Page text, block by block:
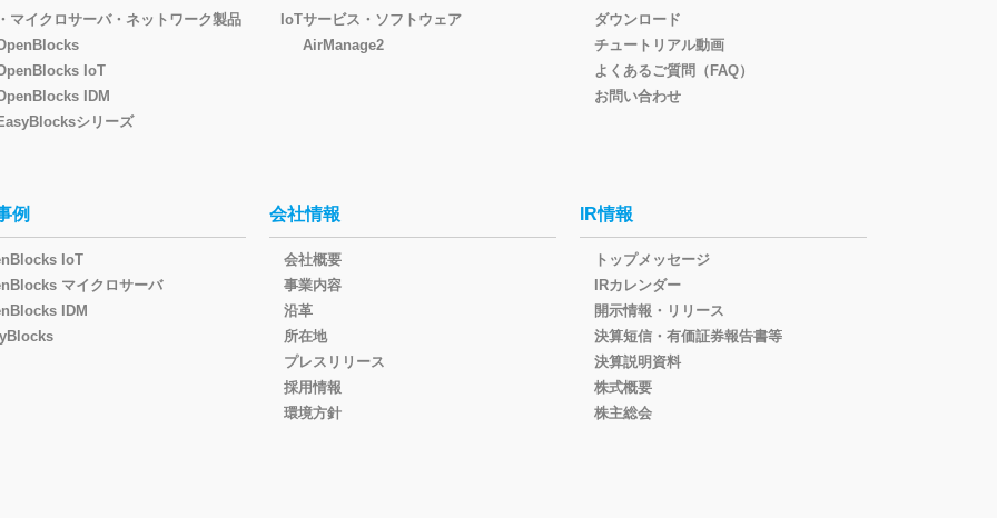
マイクロサーバ・ネットワーク製品
IoT
IDM
シリーズ
IoTサービス・ソフトウェア
AirManage2
ダウンロード
チュートリアル動画
よくあるご質問（FAQ）
お問い合わせ
例
IoT
マイクロサーバ
IDM
会社情報
会社概要
事業内容
沿革
所在地
プレスリリース
採用情報
環境方針
IR情報
トップメッセージ
IRカレンダー
開示情報・リリース
決算短信・有価証券報告書等
決算説明資料
株式概要
株主総会